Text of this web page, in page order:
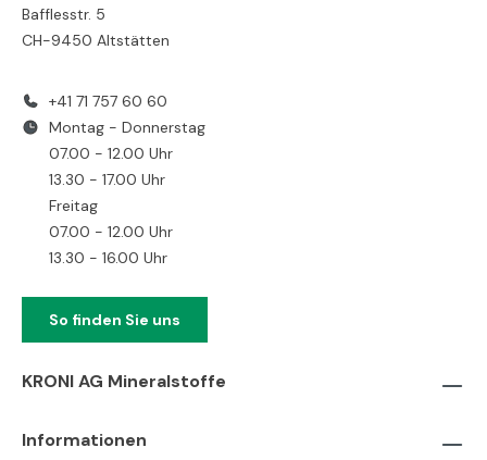
Bafflesstr. 5
CH-9450 Altstätten
+41 71 757 60 60
Montag - Donnerstag
07.00 - 12.00 Uhr
13.30 - 17.00 Uhr
Freitag
07.00 - 12.00 Uhr
13.30 - 16.00 Uhr
So finden Sie uns
KRONI AG Mineralstoffe
Informationen